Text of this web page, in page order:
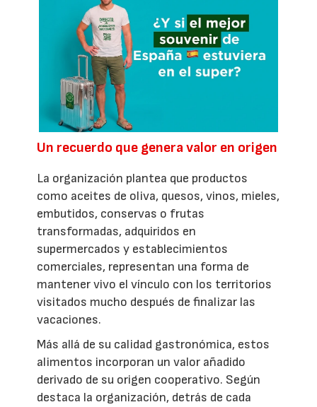
Un recuerdo que genera valor en origen
La organización plantea que productos
como aceites de oliva, quesos, vinos, mieles,
embutidos, conservas o frutas
transformadas, adquiridos en
supermercados y establecimientos
comerciales, representan una forma de
mantener vivo el vínculo con los territorios
visitados mucho después de finalizar las
vacaciones.
Más allá de su calidad gastronómica, estos
alimentos incorporan un valor añadido
derivado de su origen cooperativo. Según
destaca la organización, detrás de cada